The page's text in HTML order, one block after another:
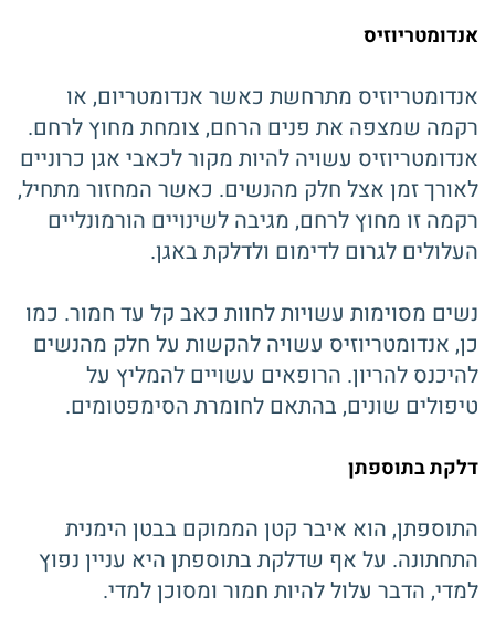
אנדומטריוזיס
אנדומטריוזיס מתרחשת כאשר אנדומטריום, או
רקמה שמצפה את פנים הרחם, צומחת מחוץ לרחם.
אנדומטריוזיס עשויה להיות מקור לכאבי אגן כרוניים
לאורך זמן אצל חלק מהנשים. כאשר המחזור מתחיל,
רקמה זו מחוץ לרחם, מגיבה לשינויים הורמונליים
העלולים לגרום לדימום ולדלקת באגן.
נשים מסוימות עשויות לחוות כאב קל עד חמור. כמו
כן, אנדומטריוזיס עשויה להקשות על חלק מהנשים
להיכנס להריון. הרופאים עשויים להמליץ ​​על
טיפולים שונים, בהתאם לחומרת הסימפטומים.
דלקת בתוספתן
התוספתן, הוא איבר קטן הממוקם בבטן הימנית
התחתונה. על אף שדלקת בתוספתן היא עניין נפוץ
למדי, הדבר עלול להיות חמור ומסוכן למדי.